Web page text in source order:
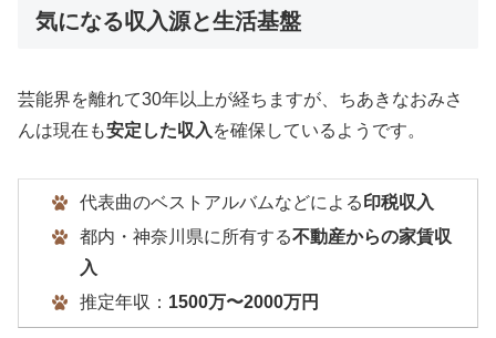
気になる収入源と生活基盤
芸能界を離れて30年以上が経ちますが、ちあきなおみさ
んは現在も安定した収入 を確保しているようです。
代表曲のベストアルバムなどによる印税収入
都内・神奈川県に所有する不動産からの家賃収
入
推定年収： 1500万〜2000万円